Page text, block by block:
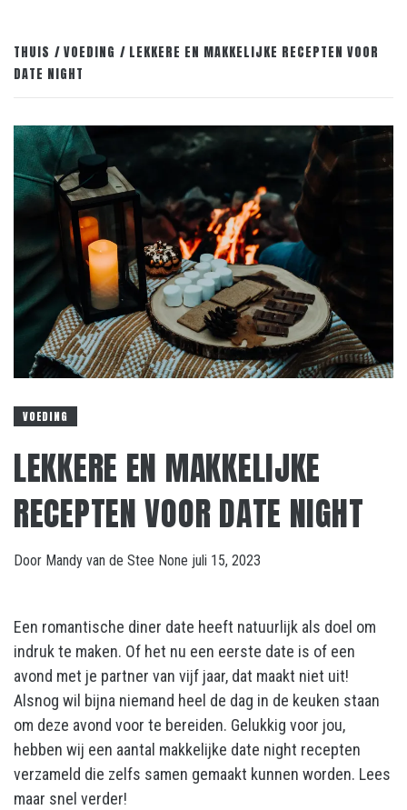
THUIS VOEDING
LEKKERE EN MAKKELIJKE RECEPTEN VOOR
DATE NIGHT
VOEDING
LEKKERE EN MAKKELIJKE
RECEPTEN VOOR DATE NIGHT
Door Mandy van de Stee None juli 15, 2023
Een romantische diner date heeft natuurlijk als doel om
indruk te maken. Of het nu een eerste date is of een
avond met je partner van vijf jaar, dat maakt niet uit!
Alsnog wil bijna niemand heel de dag in de keuken staan
om deze avond voor te bereiden. Gelukkig voor jou,
hebben wij een aantal makkelijke date night recepten
verzameld die zelfs samen gemaakt kunnen worden. Lees
maar snel verder!